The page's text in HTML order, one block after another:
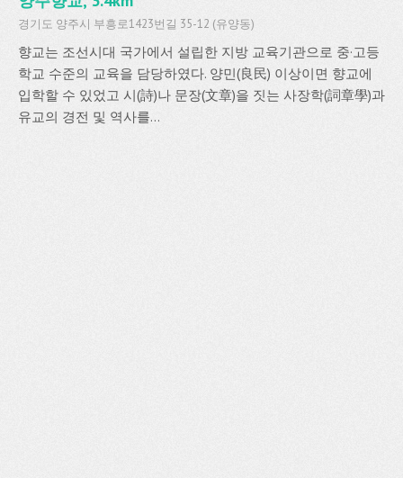
경기도 양주시 부흥로1423번길 35-12 (유양동)
향교는 조선시대 국가에서 설립한 지방 교육기관으로 중·고등
학교 수준의 교육을 담당하였다. 양민(良民) 이상이면 향교에
입학할 수 있었고 시(詩)나 문장(文章)을 짓는 사장학(詞章學)과
유교의 경전 및 역사를...